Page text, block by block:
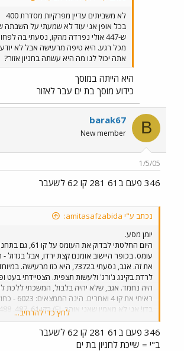
לא משביתים עדיין מפרקיות מסדרת 400
בכל אופן אני עוד לא שמעתי על השבתה
ש-447 אולי נפרדה מהקו, נסעתי בה
אתה יכול לנו מה היא עשתה בחניון אזור?
היא הייתה במוסך
כידוע מוסך בת ים עבר לאזור
B
barak67
New member
1/5/05
346 פעם ב61 281 קו 62 לשעבר
נכתב ע"י amitasafzabida:
יומן מסע.
היום החלטתי
עומס. בכופר היישוב אומנם קצת ירדו, אבל בגדול -
את זה. אגב, נסעתי ב7372, היא כזו
לרדת בקינג ג'ורג' ולעשות תצפית. הצטיידתי בעט
היה נחמד. אגב, שלא יהיה בלבול, המשכתי ללכת
לחץ כדי להרחיב...
346 פעם ב61 281 קו 62 לשעבר
ב"י = שייכת לחניון בת ים